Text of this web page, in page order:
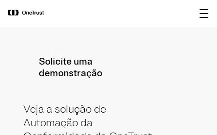
OneTrust nomeada “Visionária” no
Magic Quadrant™ 2026 da Gartner®
Solicite uma
demonstração
Veja a solução de
Automação da